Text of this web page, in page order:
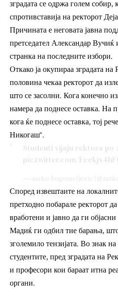
зградата се одржа голем собир,
спротивставија на ректорот
Причината е неговата јавна
претседател Александар Вучиќ
странка на последните избори.
Откако ја окупираа зградата на
половина чекаа ректорот да
што се засолни. Кога конечно
намера да поднесе оставка. На
кога ќе поднесе оставка, тој
Никогаш“.
Studenti vijaju rektora po
pic.twitter.com/
— zarko bogosavljevic
Според извештаите на
претходно побарале ректорот
вработени и јавно да ги
Мадиќ ги одбил тие барања,
зголемило тензијата. Во знак
студентите, пред зградата на
и професори кои бараат итна
органи.